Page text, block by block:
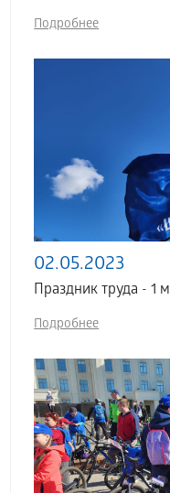
Подробнее
02.05.2023
Праздник труда - 1
Подробнее